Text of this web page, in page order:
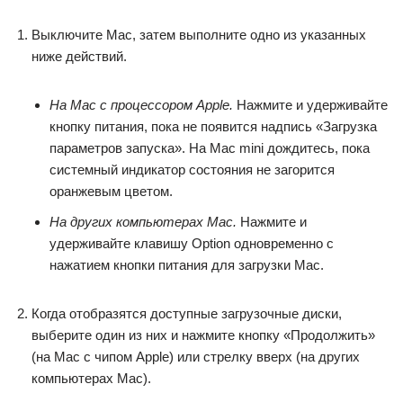
Выключите Mac, затем выполните одно из указанных
ниже действий.
На Mac с процессором Apple. Нажмите и удерживайте
кнопку питания, пока не появится надпись «Загрузка
параметров запуска». На Mac mini дождитесь, пока
системный индикатор состояния не загорится
оранжевым цветом.
На других компьютерах Mac. Нажмите и
удерживайте клавишу Option одновременно с
нажатием кнопки питания для загрузки Mac.
Когда отобразятся доступные загрузочные диски,
выберите один из них и нажмите кнопку «Продолжить»
(на Mac с чипом Apple) или стрелку вверх (на других
компьютерах Mac).